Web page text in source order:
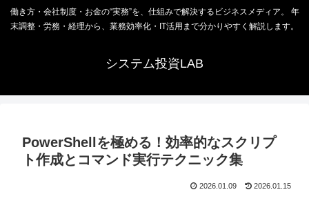
働き方・会社制度・お金の“実務”を、仕組みで解決するビジネスメディア。 年
末調整・労務・経理から、業務効率化・IT活用まで分かりやすく解説します。
システム投資LAB
PowerShellを極める！効率的なスクリプ
ト作成とコマンド実行テクニック集
2026.01.09 2026.01.15